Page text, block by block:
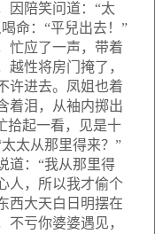
因陪笑问道：“太
命：“平兒出去！”
忙应了一声，带着
越性将房门掩了，
许进去。凤姐也着
着泪，从袖内掷出
拾起一看，见是十
太从那里得来？”
道：“我从那里得
人，所以我才偷个
西大天白日明摆在
不亏你婆婆遇见，